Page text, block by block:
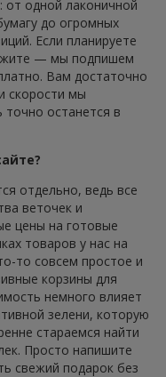
от одной лаконичной
до огромных
Если планируете
— мы подпишем
Вам достаточно
скорости мы
останется в
отдельно, ведь все
веточек и
цены на готовые
товаров у нас на
то совсем простое и
корзины для
немного влияет
зелени, которую
стараемся найти
Просто напишите
свежий подарок без